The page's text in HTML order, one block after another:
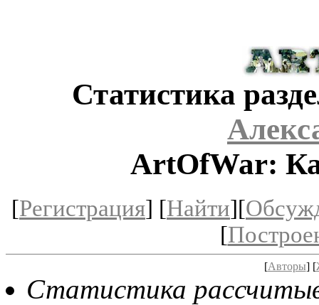
Статистика
ArtOfWar:
[Регистрация] [Найти][
[
[Авторы] [
Статистика